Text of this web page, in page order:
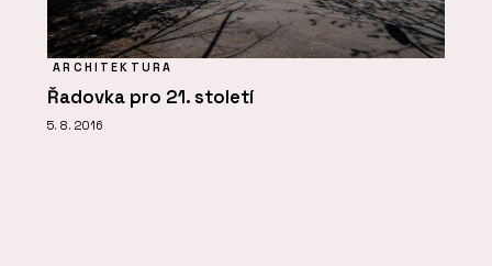
ARCHITEKTURA
Řadovka pro 21. století
5. 8. 2016